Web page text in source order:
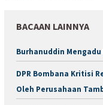
BACAAN LAINNYA
Burhanuddin Mengadu
DPR Bombana Kritisi
Oleh Perusahaan